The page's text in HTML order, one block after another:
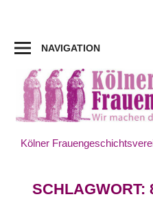
springen
NAVIGATION
Kölner
SCHLAGWORT: